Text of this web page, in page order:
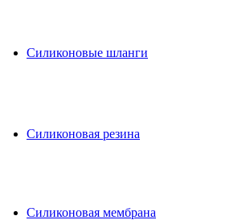
Силиконовые шланги
Силиконовая резина
Силиконовая мембрана